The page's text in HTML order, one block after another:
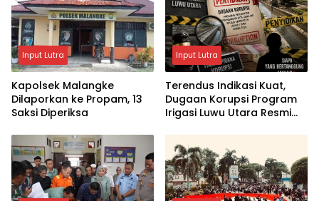
Input Lutra
Kapolsek Malangke
Dilaporkan ke Propam, 13
Saksi Diperiksa
Input Lutra
Terendus Indikasi Kuat,
Dugaan Korupsi Program
Irigasi Luwu Utara Resmi